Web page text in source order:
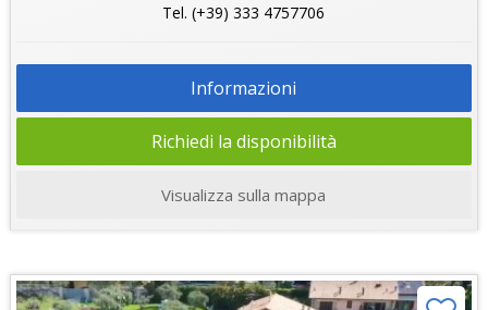
Tel. (+39) 333 4757706
Informazioni
Richiedi la disponibilità
Visualizza sulla mappa